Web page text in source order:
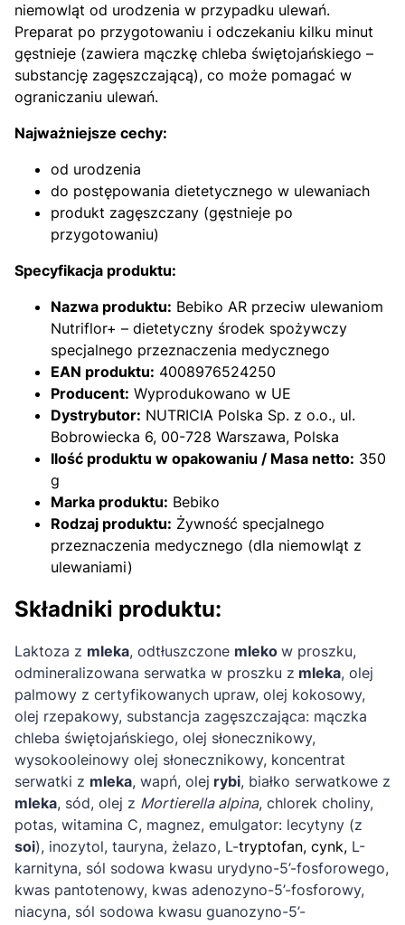
niemowląt od urodzenia w przypadku ulewań.
Preparat po przygotowaniu i odczekaniu kilku minut
gęstnieje (zawiera mączkę chleba świętojańskiego –
substancję zagęszczającą), co może pomagać w
ograniczaniu ulewań.
Najważniejsze cechy:
od urodzenia
do postępowania dietetycznego w ulewaniach
produkt zagęszczany (gęstnieje po
przygotowaniu)
Specyfikacja produktu:
Nazwa produktu: Bebiko AR przeciw ulewaniom
Nutriflor+ – dietetyczny środek spożywczy
specjalnego przeznaczenia medycznego
EAN produktu: 4008976524250
Producent: Wyprodukowano w UE
Dystrybutor: NUTRICIA Polska Sp. z o.o., ul.
Bobrowiecka 6, 00-728 Warszawa, Polska
Ilość produktu w opakowaniu / Masa netto: 350
g
Marka produktu: Bebiko
Rodzaj produktu: Żywność specjalnego
przeznaczenia medycznego (dla niemowląt z
ulewaniami)
Składniki produktu:
Laktoza z mleka, odtłuszczone mleko w proszku,
odmineralizowana serwatka w proszku z mleka, olej
palmowy z certyfikowanych upraw, olej kokosowy,
olej rzepakowy, substancja zagęszczająca: mączka
chleba świętojańskiego, olej słonecznikowy,
wysokooleinowy olej słonecznikowy, koncentrat
serwatki z mleka, wapń, olej rybi, białko serwatkowe z
mleka, sód, olej z Mortierella alpina, chlorek choliny,
potas, witamina C, magnez, emulgator: lecytyny (z
soi), inozytol, tauryna, żelazo, L-tryptofan, cynk, L-
karnityna, sól sodowa kwasu urydyno-5’-fosforowego,
kwas pantotenowy, kwas adenozyno-5’-fosforowy,
niacyna, sól sodowa kwasu guanozyno-5’-